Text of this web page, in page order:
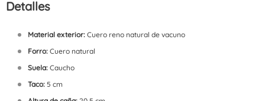
Detalles
Material exterior: Cuero reno natural de vacuno
Forro: Cuero natural
Suela: Caucho
Taco: 5 cm